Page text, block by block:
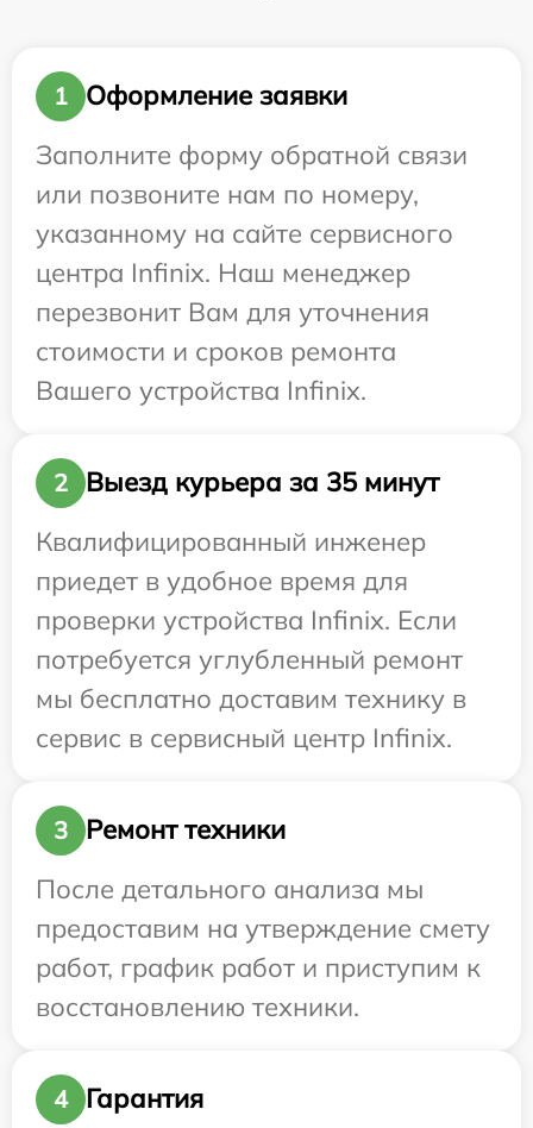
1
Оформление заявки
Заполните форму обратной связи
или позвоните нам по номеру,
указанному на сайте сервисного
центра Infinix. Наш менеджер
перезвонит Вам для уточнения
стоимости и сроков ремонта
Вашего устройства Infinix.
2
Выезд курьера за 35 минут
Квалифицированный инженер
приедет в удобное время для
проверки устройства Infinix. Если
потребуется углубленный ремонт
мы бесплатно доставим технику в
сервис в сервисный центр Infinix.
3
Ремонт техники
После детального анализа мы
предоставим на утверждение смету
работ, график работ и приступим к
восстановлению техники.
4 Гарантия